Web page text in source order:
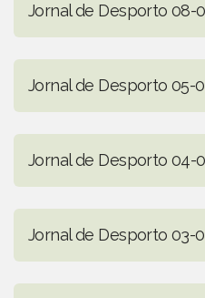
Jornal de Desporto 08-
Jornal de Desporto 05-
Jornal de Desporto 04-
Jornal de Desporto 03-